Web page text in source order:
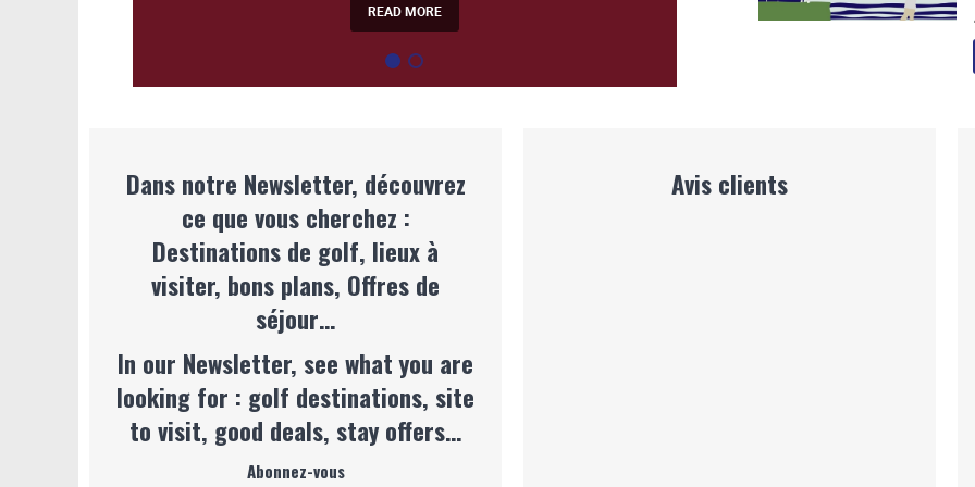
READ MORE
Dans notre Newsletter, découvrez
ce que vous cherchez :
Destinations de golf, lieux à
visiter, bons plans, Offres de
séjour…
In our Newsletter, see what you are
looking for : golf destinations, site
to visit, good deals, stay offers…
Abonnez-vous
Avis clients